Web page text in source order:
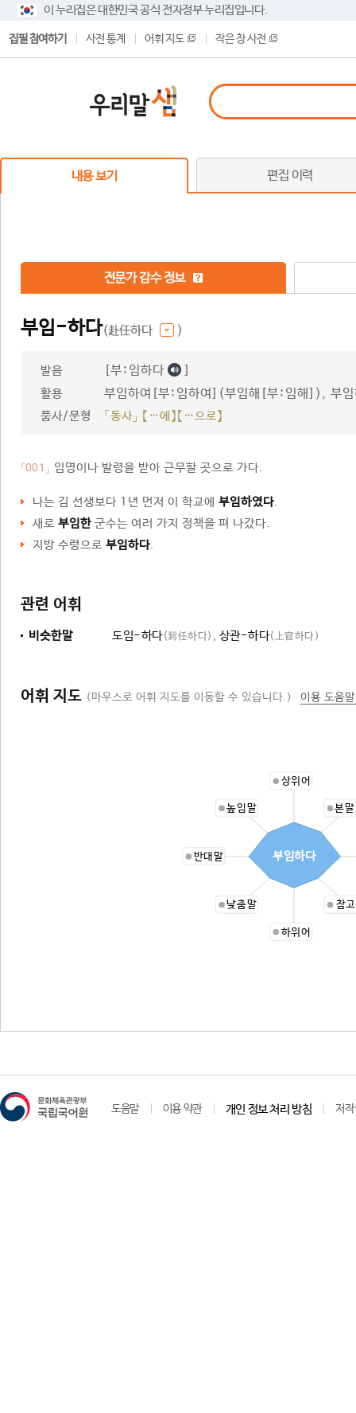
이 누리집은 대한민국 공식 전자정부 누리집입니다.
집필 참여하기 사전 통계 어휘 지도 작은 창 사전
내용 보기 편집 이력
전문가 감수 정보
부임-하다(赴任하다 )
발음 [부ː임하다 ]
활용 부임하여[부ː임하여](부임해[부ː임해]), 부
품사/문형 「동사」 【…에】【…으로】
「001」 임명이나 발령을 받아 근무할 곳으로 가다.
나는 김 선생보다 1년 먼저 이 학교에 부임하였다.
새로 부임한 군수는 여러 가지 정책을 펴 나갔다.
지방 수령으로 부임하다.
관련 어휘
비슷한말 도임-하다(到任하다) , 상관-하다(上官하다)
어휘 지도 (마우스로 어휘 지도를 이동할 수 있습니다.) 이용 도움
상위어
본
참
하위어
낮춤말
반대말
높임말
부임하다
도움말 이용 약관 개인 정보 처리 방침 저